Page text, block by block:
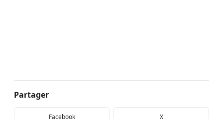
Partager
Facebook X